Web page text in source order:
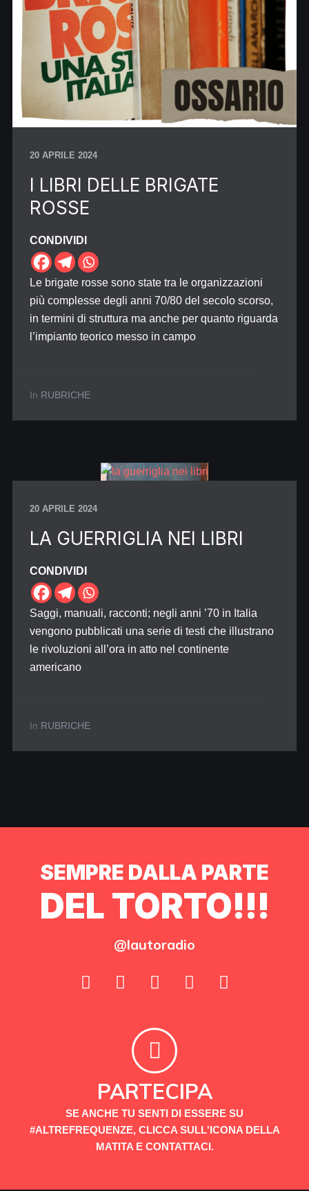
20 APRILE 2024
I LIBRI DELLE BRIGATE
ROSSE
CONDIVIDI
Le brigate rosse sono state tra le organizzazioni
più complesse degli anni 70/80 del secolo scorso,
in termini di struttura ma anche per quanto riguarda
l’impianto teorico messo in campo
In RUBRICHE
20 APRILE 2024
LA GUERRIGLIA NEI LIBRI
CONDIVIDI
Saggi, manuali, racconti; negli anni ’70 in Italia
vengono pubblicati una serie di testi che illustrano
le rivoluzioni all’ora in atto nel continente
americano
In RUBRICHE
SEMPRE DALLA PARTE
DEL TORTO!!!
@lautoradio
PARTECIPA
SE ANCHE TU SENTI DI ESSERE SU
#ALTREFREQUENZE, CLICCA SULL'ICONA DELLA
MATITA E CONTATTACI.